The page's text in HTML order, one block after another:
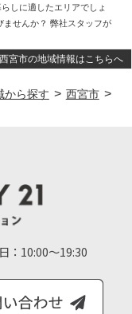
西宮市の地域情報はこちらへ
しに適したエリアでしょ
ませんか？ 弊社スタッフが
から探す > 西宮市 >
：10:00～19:30